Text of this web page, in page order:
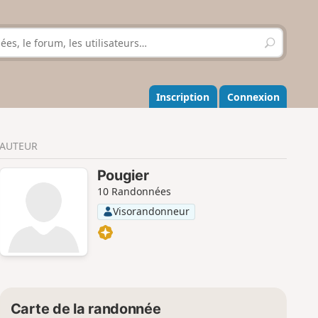
R
e
h
e
r
r
Inscription Connexion
AUTEUR
Pougier
10 Randonnées
Visorandonneur
Carte de la randonnée